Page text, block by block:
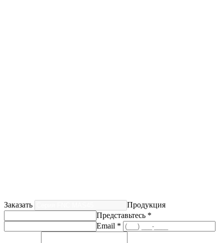
Заказать
Продукция
Представьтесь *
Email *